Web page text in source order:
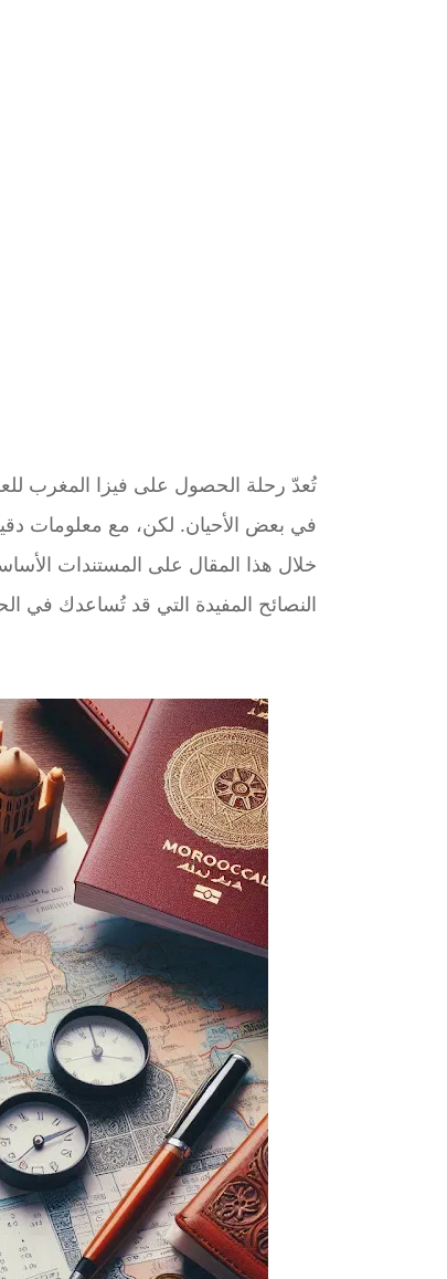
تُعدّ رحلة الحصول على فيزا المغرب
في بعض الأحيان. لكن، مع معلومات
خلال هذا المقال على المستندات
النصائح المفيدة التي قد تُساعدك في